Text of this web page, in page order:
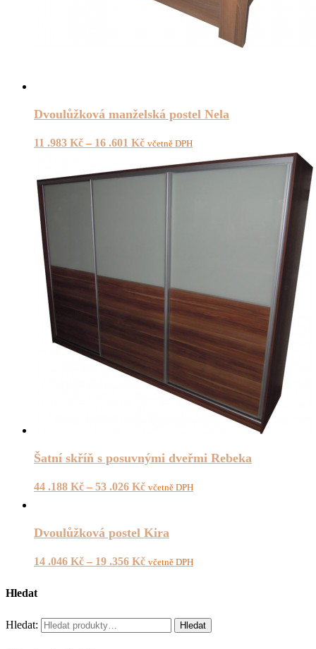
Dvoulůžková manželská postel Nela
11 .983 Kč – 16 .601 Kč včetně DPH
Šatní skříň s posuvnými dveřmi Rebeka
44 .188 Kč – 53 .026 Kč včetně DPH
Dvoulůžková postel Kira
14 .046 Kč – 19 .356 Kč včetně DPH
Hledat
Hledat: Hledat